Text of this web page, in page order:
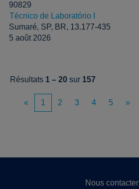
90829
Técnico de Laboratório I
Sumaré, SP, BR, 13.177-435
5 août 2026
Résultats 1 – 20 sur 157
« 1 2 3 4 5 »
Nous contacter